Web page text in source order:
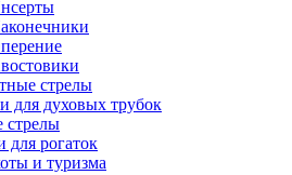
стрелы
для духовых трубок
стрелы
рогаток
и туризма